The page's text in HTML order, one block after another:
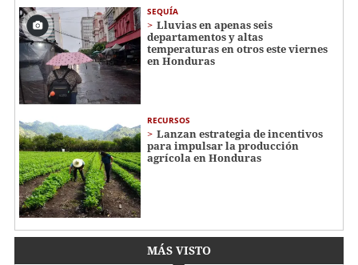
SEQUÍA
Lluvias en apenas seis
departamentos y altas
temperaturas en otros este viernes
en Honduras
RECURSOS
Lanzan estrategia de incentivos
para impulsar la producción
agrícola en Honduras
MÁS VISTO